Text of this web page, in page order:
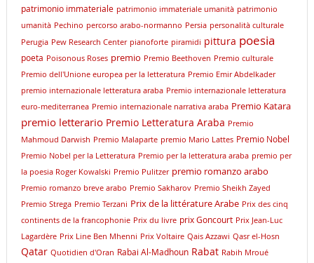
patrimonio immateriale patrimonio immateriale umanità patrimonio
umanità Pechino percorso arabo-normanno Persia personalità culturale
Perugia Pew Research Center pianoforte piramidi pittura poesia
poeta Poisonous Roses premio Premio Beethoven Premio culturale
Premio dell'Unione europea per la letteratura Premio Emir Abdelkader
premio internazionale letteratura araba Premio internazionale letteratura
euro-mediterranea Premio internazionale narrativa araba Premio Katara
premio letterario Premio Letteratura Araba Premio
Mahmoud Darwish Premio Malaparte premio Mario Lattes Premio Nobel
Premio Nobel per la Letteratura Premio per la letteratura araba premio per
la poesia Roger Kowalski Premio Pulitzer premio romanzo arabo
Premio romanzo breve arabo Premio Sakharov Premio Sheikh Zayed
Premio Strega Premio Terzani Prix de la littérature Arabe Prix des cinq
continents de la francophonie Prix du livre prix Goncourt Prix Jean-Luc
Lagardère Prix Line Ben Mhenni Prix Voltaire Qais Azzawi Qasr el-Hosn
Qatar Quotidien d'Oran Rabai Al-Madhoun Rabat Rabih Mroué